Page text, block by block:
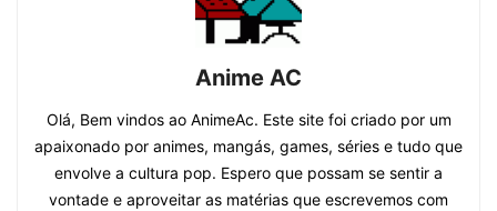
Anime AC
Olá, Bem vindos ao AnimeAc. Este site foi criado por um
apaixonado por animes, mangás, games, séries e tudo que
envolve a cultura pop. Espero que possam se sentir a
vontade e aproveitar as matérias que escrevemos com